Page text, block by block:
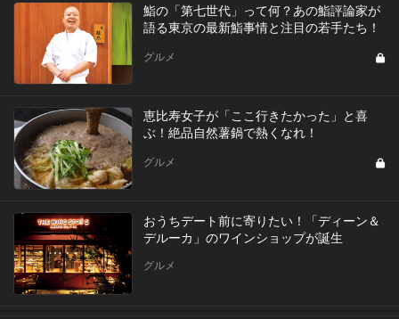
鮨の「第七世代」って何？あの鮨評論家が
語る東京の最新鮨事情と注目の若手たち！
グルメ
恵比寿女子が「ここ行きたかった」と喜
ぶ！絶品自然薯鍋で熱くなれ！
グルメ
おうちデート前に寄りたい！「ディーン＆
デルーカ」のワインショップが誕生
グルメ